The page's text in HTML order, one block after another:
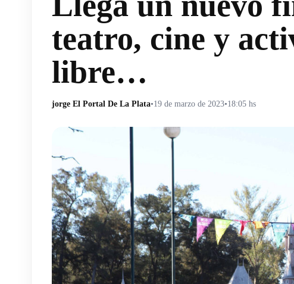
teatro, cine y
libre…
jorge El Portal De La Plata•19 de marzo de 2023•18:05 hs